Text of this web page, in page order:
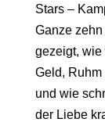
Stars –
Ganze
gezeigt, wie
Geld, Ruhm
und wie
der Liebe